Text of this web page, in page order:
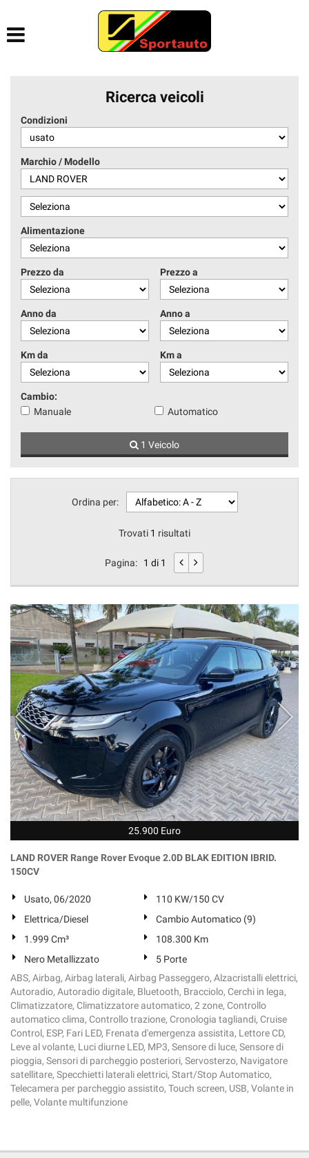
ACQUISTIAMO USATO
CONTATTI
Ricerca veicoli
Condizioni
Marchio / Modello
Alimentazione
Prezzo da Prezzo a
Anno da Anno a
Km da Km a
Cambio:
Manuale
Automatico
1 Veicolo
Ordina per:
Trovati 1 risultati
Pagina: 1 di 1
25.900 Euro
LAND ROVER Range Rover Evoque 2.0D BLAK EDITION IBRID.
150CV
Usato, 06/2020
110 KW/150 CV
Elettrica/Diesel
Cambio Automatico (9)
1.999 Cm³
108.300 Km
Nero Metallizzato
5 Porte
ABS, Airbag, Airbag laterali, Airbag Passeggero, Alzacristalli elettrici,
Autoradio, Autoradio digitale, Bluetooth, Bracciolo, Cerchi in lega,
Climatizzatore, Climatizzatore automatico, 2 zone, Controllo
automatico clima, Controllo trazione, Cronologia tagliandi, Cruise
Control, ESP, Fari LED, Frenata d'emergenza assistita, Lettore CD,
Leve al volante, Luci diurne LED, MP3, Sensore di luce, Sensore di
pioggia, Sensori di parcheggio posteriori, Servosterzo, Navigatore
satellitare, Specchietti laterali elettrici, Start/Stop Automatico,
Telecamera per parcheggio assistito, Touch screen, USB, Volante in
pelle, Volante multifunzione